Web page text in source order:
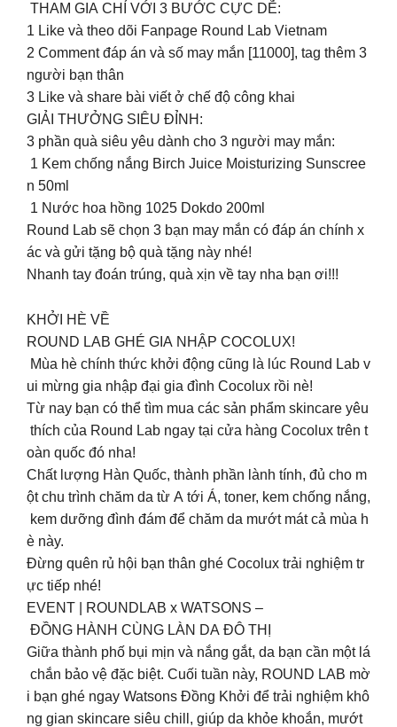
THAM GIA CHỈ VỚI 3 BƯỚC CỰC DỄ:
1️ Like và theo dõi Fanpage Round Lab Vietnam
2️ Comment đáp án và số may mắn [11000], tag thêm 3
người bạn thân
3️ Like và share bài viết ở chế độ công khai
GIẢI THƯỞNG SIÊU ĐỈNH:
3 phần quà siêu yêu dành cho 3 người may mắn:
1 Kem chống nắng Birch Juice Moisturizing Sunscree
n 50ml
1 Nước hoa hồng 1025 Dokdo 200ml
Round Lab sẽ chọn 3 bạn may mắn có đáp án chính x
ác và gửi tặng bộ quà tặng này nhé!
Nhanh tay đoán trúng, quà xịn về tay nha bạn ơi!!!
KHỞI HÈ VỀ
ROUND LAB GHÉ GIA NHẬP COCOLUX!
Mùa hè chính thức khởi động cũng là lúc Round Lab v
ui mừng gia nhập đại gia đình Cocolux rồi nè!
Từ nay bạn có thể tìm mua các sản phẩm skincare yêu
thích của Round Lab ngay tại cửa hàng Cocolux trên t
oàn quốc đó nha!
Chất lượng Hàn Quốc, thành phần lành tính, đủ cho m
ột chu trình chăm da từ A tới Á, toner, kem chống nắng,
kem dưỡng đình đám để chăm da mướt mát cả mùa h
è này.
Đừng quên rủ hội bạn thân ghé Cocolux trải nghiệm tr
ực tiếp nhé!
EVENT | ROUNDLAB x WATSONS –
ĐỒNG HÀNH CÙNG LÀN DA ĐÔ THỊ
Giữa thành phố bụi mịn và nắng gắt, da bạn cần một lá
chắn bảo vệ đặc biệt. Cuối tuần này, ROUND LAB mờ
i bạn ghé ngay Watsons Đồng Khởi để trải nghiệm khô
ng gian skincare siêu chill, giúp da khỏe khoắn, mướt